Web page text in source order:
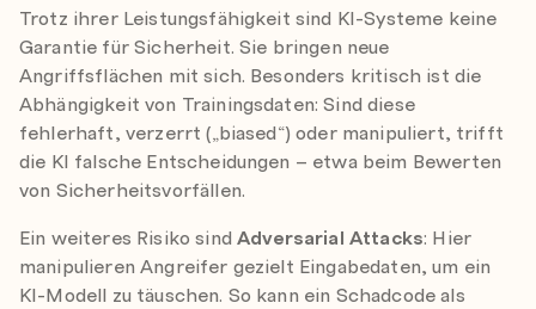
Trotz ihrer Leistungsfähigkeit sind KI-Systeme keine
Garantie für Sicherheit. Sie bringen neue
Angriffsflächen mit sich. Besonders kritisch ist die
Abhängigkeit von Trainingsdaten: Sind diese
fehlerhaft, verzerrt („biased“) oder manipuliert, trifft
die KI falsche Entscheidungen – etwa beim Bewerten
von Sicherheitsvorfällen.
Ein weiteres Risiko sind Adversarial Attacks: Hier
manipulieren Angreifer gezielt Eingabedaten, um ein
KI-Modell zu täuschen. So kann ein Schadcode als